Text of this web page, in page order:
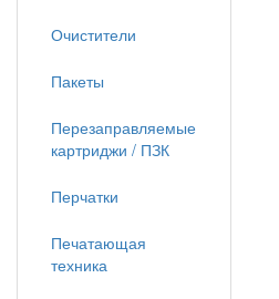
Очистители
Пакеты
Перезаправляемые
картриджи / ПЗК
Перчатки
Печатающая
техника